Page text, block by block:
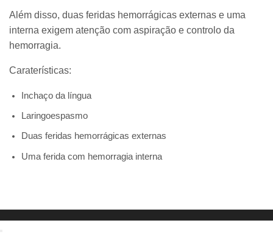
Além disso, duas feridas hemorrágicas externas e uma
interna exigem atenção com aspiração e controlo da
hemorragia.
Caraterísticas:
Inchaço da língua
Laringoespasmo
Duas feridas hemorrágicas externas
Uma ferida com hemorragia interna